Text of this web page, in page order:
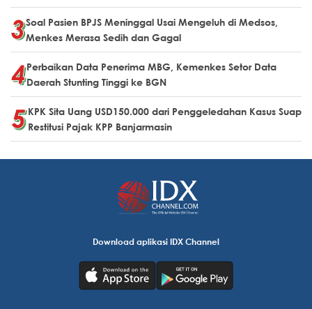
Soal Pasien BPJS Meninggal Usai Mengeluh di Medsos,
Menkes Merasa Sedih dan Gagal
Perbaikan Data Penerima MBG, Kemenkes Setor Data
Daerah Stunting Tinggi ke BGN
KPK Sita Uang USD150.000 dari Penggeledahan Kasus Suap
Restitusi Pajak KPP Banjarmasin
Download aplikasi IDX Channel